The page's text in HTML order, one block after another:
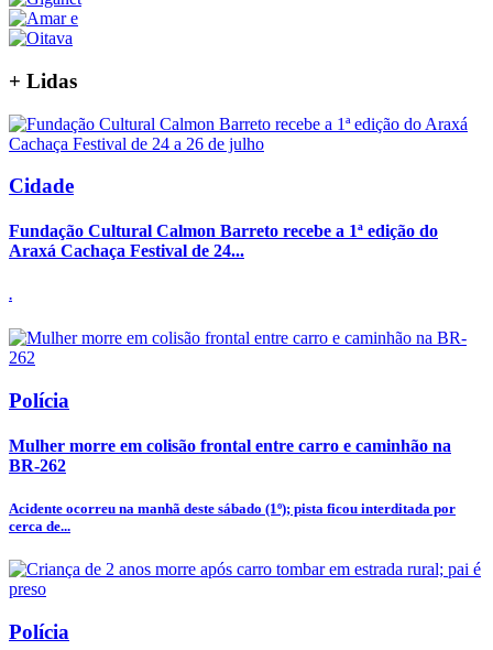
+ Lidas
Cidade
Fundação Cultural Calmon Barreto recebe a 1ª edição do
Araxá Cachaça Festival de 24...
.
Polícia
Mulher morre em colisão frontal entre carro e caminhão na
BR-262
Acidente ocorreu na manhã deste sábado (1º); pista ficou interditada por
cerca de...
Polícia